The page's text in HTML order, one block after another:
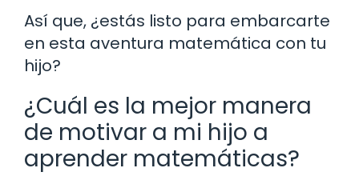
Así que, ¿estás listo para embarcarte
en esta aventura matemática con tu
hijo?
¿Cuál es la mejor manera
de motivar a mi hijo a
aprender matemáticas?